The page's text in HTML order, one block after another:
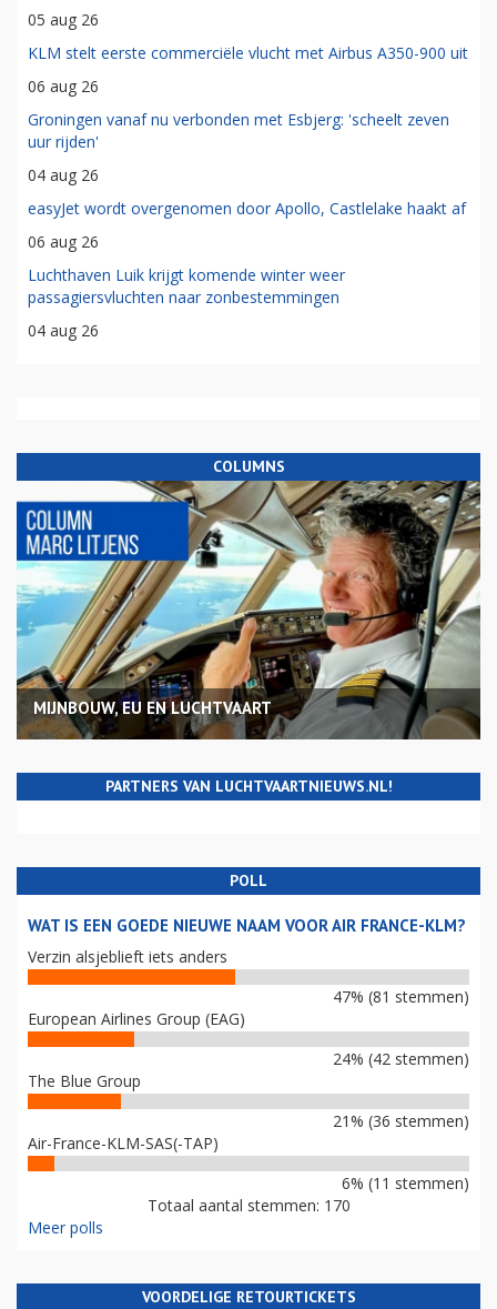
05 aug 26
KLM stelt eerste commerciële vlucht met Airbus A350-900 uit
06 aug 26
Groningen vanaf nu verbonden met Esbjerg: 'scheelt zeven
uur rijden'
04 aug 26
easyJet wordt overgenomen door Apollo, Castlelake haakt af
06 aug 26
Luchthaven Luik krijgt komende winter weer
passagiersvluchten naar zonbestemmingen
04 aug 26
COLUMNS
MIJNBOUW, EU EN LUCHTVAART
PARTNERS VAN LUCHTVAARTNIEUWS.NL!
POLL
WAT IS EEN GOEDE NIEUWE NAAM VOOR AIR FRANCE-KLM?
Verzin alsjeblieft iets anders
47% (81 stemmen)
European Airlines Group (EAG)
24% (42 stemmen)
The Blue Group
21% (36 stemmen)
Air-France-KLM-SAS(-TAP)
6% (11 stemmen)
Totaal aantal stemmen: 170
Meer polls
VOORDELIGE RETOURTICKETS